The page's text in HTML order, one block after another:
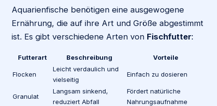
Aquarienfische benötigen eine ausgewogene
Ernährung, die auf ihre Art und Größe abgestimmt
ist. Es gibt verschiedene Arten von Fischfutter:
Futterart Beschreibung Vorteile
Flocken
Leicht verdaulich und
vielseitig
Einfach zu dosieren
Granulat
Langsam sinkend,
reduziert Abfall
Fördert natürliche
Nahrungsaufnahme